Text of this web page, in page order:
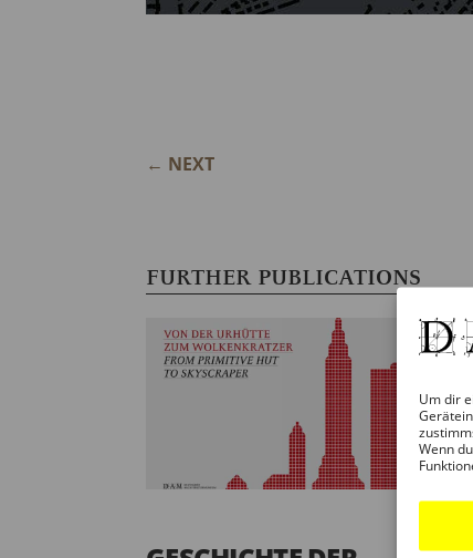
Um dir
Wenn
← NEXT
FURTHER PUBLICATIONS